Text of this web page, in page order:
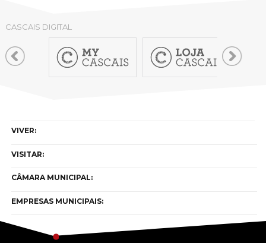
CASCAIS DIGITAL
VIVER:
VISITAR:
CÂMARA MUNICIPAL:
EMPRESAS MUNICIPAIS: